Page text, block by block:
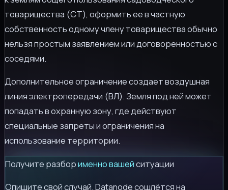
товарищества (СТ), оформить ее в частную
собственность одному члену товарищества обычно
нельзя простым заявлением или договоренностью с
соседями.
Дополнительное ограничение создает воздушная
линия электропередачи (ВЛ). Земля под ней может
попадать в охранную зону, где действуют
специальные запреты и ограничения на
использование территории.
Получите разборименно вашейситуации
Опишите свой случай. Datanode сошлётся на